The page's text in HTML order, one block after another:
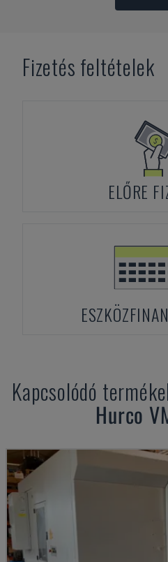
Fizetés feltételek
ELŐRE
Kapcsolódó
Hurco